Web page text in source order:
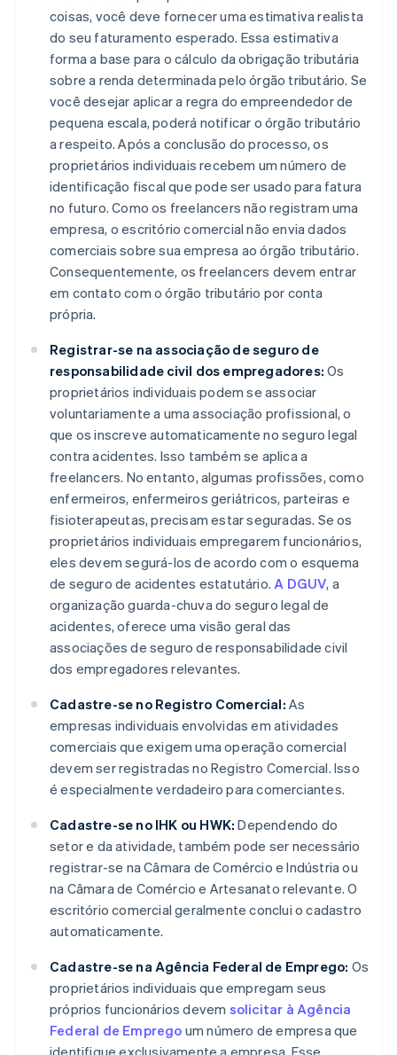
coisas, você deve fornecer uma estimativa realista
do seu faturamento esperado. Essa estimativa
forma a base para o cálculo da obrigação tributária
sobre a renda determinada pelo órgão tributário. Se
você desejar aplicar a regra do empreendedor de
pequena escala, poderá notificar o órgão tributário
a respeito. Após a conclusão do processo, os
proprietários individuais recebem um número de
identificação fiscal que pode ser usado para fatura
no futuro. Como os freelancers não registram uma
empresa, o escritório comercial não envia dados
comerciais sobre sua empresa ao órgão tributário.
Consequentemente, os freelancers devem entrar
em contato com o órgão tributário por conta
própria.
Registrar-se na associação de seguro de
responsabilidade civil dos empregadores: Os
proprietários individuais podem se associar
voluntariamente a uma associação profissional, o
que os inscreve automaticamente no seguro legal
contra acidentes. Isso também se aplica a
freelancers. No entanto, algumas profissões, como
enfermeiros, enfermeiros geriátricos, parteiras e
fisioterapeutas, precisam estar seguradas. Se os
proprietários individuais empregarem funcionários,
eles devem segurá-los de acordo com o esquema
de seguro de acidentes estatutário.A DGUV, a
organização guarda-chuva do seguro legal de
acidentes, oferece uma visão geral das
associações de seguro de responsabilidade civil
dos empregadores relevantes.
Cadastre-se no Registro Comercial: As
empresas individuais envolvidas em atividades
comerciais que exigem uma operação comercial
devem ser registradas no Registro Comercial. Isso
é especialmente verdadeiro para comerciantes.
Cadastre-se no IHK ou HWK: Dependendo do
setor e da atividade, também pode ser necessário
registrar-se na Câmara de Comércio e Indústria ou
na Câmara de Comércio e Artesanato relevante. O
escritório comercial geralmente conclui o cadastro
automaticamente.
Cadastre-se na Agência Federal de Emprego: Os
proprietários individuais que empregam seus
próprios funcionários devem solicitar à Agência
Federal de Emprego um número de empresa que